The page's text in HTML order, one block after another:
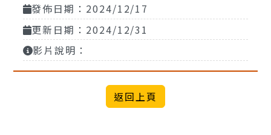
發佈日期：2024/12/17
更新日期：2024/12/31
影片說明：